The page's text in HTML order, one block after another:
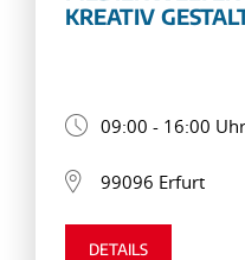
KREATIV
09:00 - 16:00 Uhr
99096 Erfurt
DETAILS